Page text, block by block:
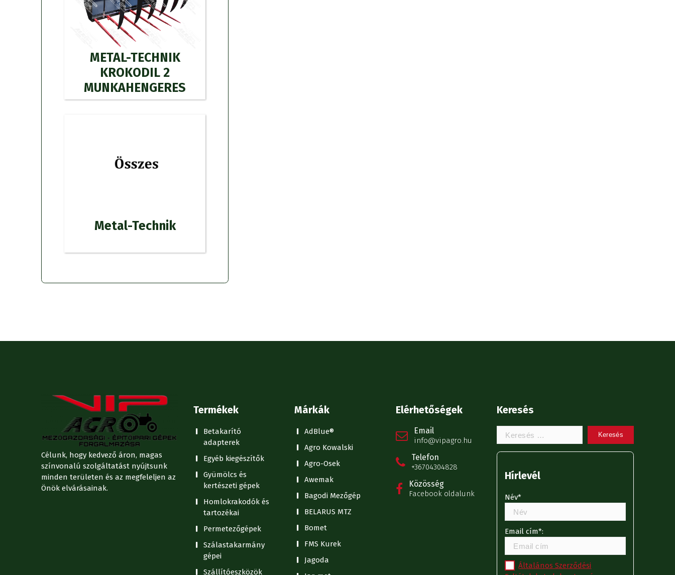
METAL-TECHNIK
KROKODIL 2
MUNKAHENGERES
Metal-Technik
Célunk, hogy kedvező áron, magas
színvonalú szolgáltatást nyújtsunk
minden területen és az megfeleljen az
Önök elvárásainak.
Termékek
Betakarító
adapterek
Egyéb kiegészítők
Gyümölcs és
kertészeti gépek
Homlokrakodók és
tartozékai
Permetezőgépek
Szálastakarmány
gépei
Szállítóeszközök
Márkák
AdBlue®
Agro Kowalski
Agro-Osek
Awemak
Bagodi Mezőgép
BELARUS MTZ
Bomet
FMS Kurek
Jagoda
Elérhetőségek
Email
info@vipagro.hu
Telefon
+36704304828
Közösség
Facebook oldalunk
Keresés
Keresem:
Hírlevél
Név*
Email cím*:
Általános Szerződési